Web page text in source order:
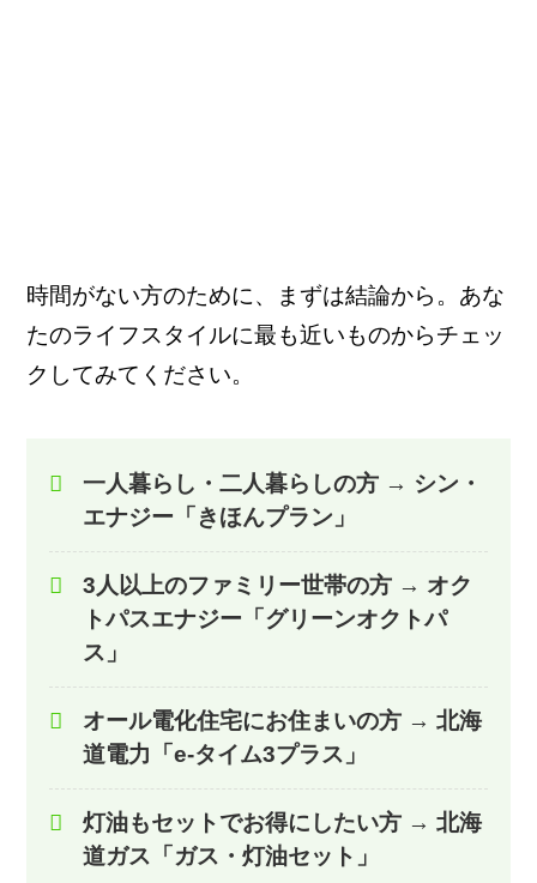
時間がない方のために、まずは結論から。あな
たのライフスタイルに最も近いものからチェッ
クしてみてください。
一人暮らし・二人暮らしの方 → シン・
エナジー「きほんプラン」
3人以上のファミリー世帯の方 → オク
トパスエナジー「グリーンオクトパ
ス」
オール電化住宅にお住まいの方 →北海
道電力「e-タイム3プラス」
灯油もセットでお得にしたい方 →北海
道ガス「ガス・灯油セット」